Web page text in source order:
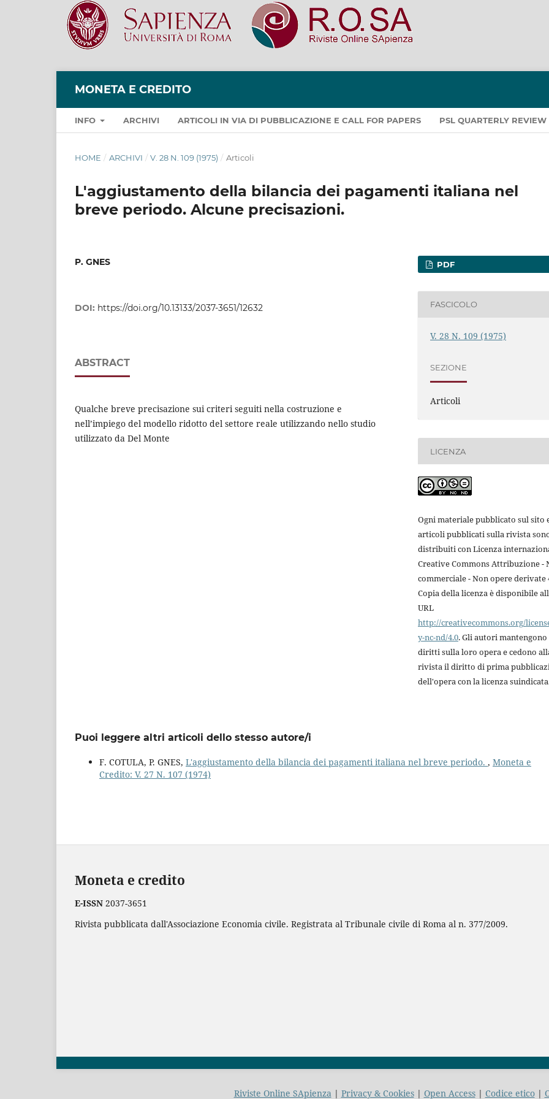
MONETA E CREDITO
INFO ARCHIVI ARTICOLI IN VIA DI PUBBLICAZIONE E CALL FOR PAPERS PSL QUARTERLY REVIEW
HOME / ARCHIVI / V. 28 N. 109 (1975) / Articoli
L'aggiustamento della bilancia dei pagamenti italiana nel
breve periodo. Alcune precisazioni.
P. GNES
DOI: https://doi.org/10.13133/2037-3651/12632
ABSTRACT
Qualche breve precisazione sui criteri seguiti nella costruzione e
nell’impiego del modello ridotto del settore reale utilizzando nello studio
utilizzato da Del Monte
PDF
FASCICOLO
V. 28 N. 109 (1975)
SEZIONE
Articoli
LICENZA
Ogni materiale pubblicato sul sito
articoli pubblicati sulla rivista
distribuiti con Licenza
Creative Commons Attribuzione -
commerciale - Non opere derivate
Copia della licenza è disponibile
URL
http://creativecommons.org/
y-nc-nd/4.0. Gli autori mantengono
diritti sulla loro opera e cedono
rivista il diritto di prima
dell'opera con la licenza
Puoi leggere altri articoli dello stesso autore/i
F. COTULA, P. GNES, L'aggiustamento della bilancia dei pagamenti italiana nel breve periodo. , Moneta e
Credito: V. 27 N. 107 (1974)
Moneta e credito
E-ISSN 2037-3651
Rivista pubblicata dall'Associazione Economia civile. Registrata al Tribunale civile di Roma al n. 377/2009.
Riviste Online SApienza| Privacy & Cookies| Open Access| Codice etico|